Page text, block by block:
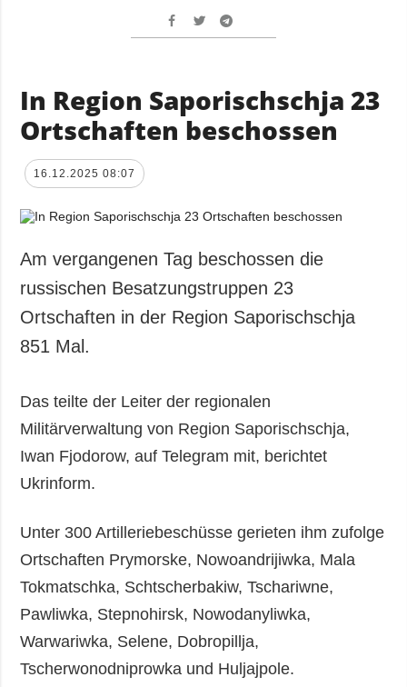
In Region Saporischschja 23
Ortschaften beschossen
16.12.2025 08:07
Am vergangenen Tag beschossen die
russischen Besatzungstruppen 23
Ortschaften in der Region Saporischschja
851 Mal.
Das teilte der Leiter der regionalen
Militärverwaltung von Region Saporischschja,
Iwan Fjodorow, auf Telegram mit, berichtet
Ukrinform.
Unter 300 Artilleriebeschüsse gerieten ihm zufolge
Ortschaften Prymorske, Nowoandrijiwka, Mala
Tokmatschka, Schtscherbakiw, Tschariwne,
Pawliwka, Stepnohirsk, Nowodanyliwka,
Warwariwka, Selene, Dobropillja,
Tscherwonodniprowka und Huljajpole.